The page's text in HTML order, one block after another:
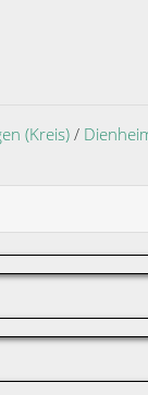
(Kreis) /